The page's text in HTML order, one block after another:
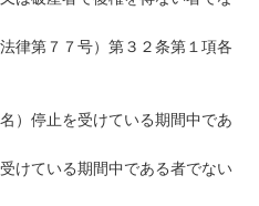
律第７７号）第３２条第１項各
）停止を受けている期間中であ
けている期間中である者でない